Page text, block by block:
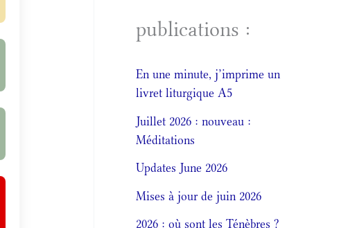
publications :
En une minute, j’imprime un
livret liturgique A5
Juillet 2026 : nouveau :
Méditations
Updates June 2026
Mises à jour de juin 2026
2026 : où sont les Ténèbres ?